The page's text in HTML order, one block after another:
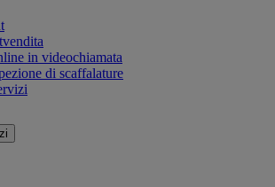
in videochiamata
di scaffalature